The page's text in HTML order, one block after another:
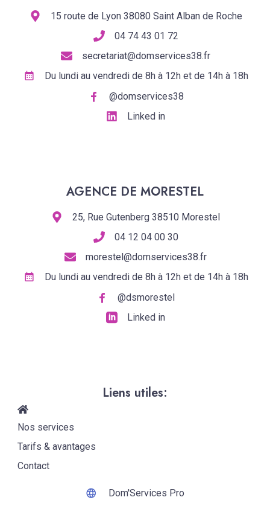
15 route de Lyon 38080 Saint Alban de Roche
04 74 43 01 72
secretariat@domservices38.fr
Du lundi au vendredi de 8h à 12h et de 14h à 18h
@domservices38
Linked in
AGENCE DE MORESTEL
25, Rue Gutenberg 38510 Morestel
04 12 04 00 30
morestel@domservices38.fr
Du lundi au vendredi de 8h à 12h et de 14h à 18h
@dsmorestel
Linked in
Liens utiles:
Nos services
Tarifs & avantages
Contact
Dom'Services Pro